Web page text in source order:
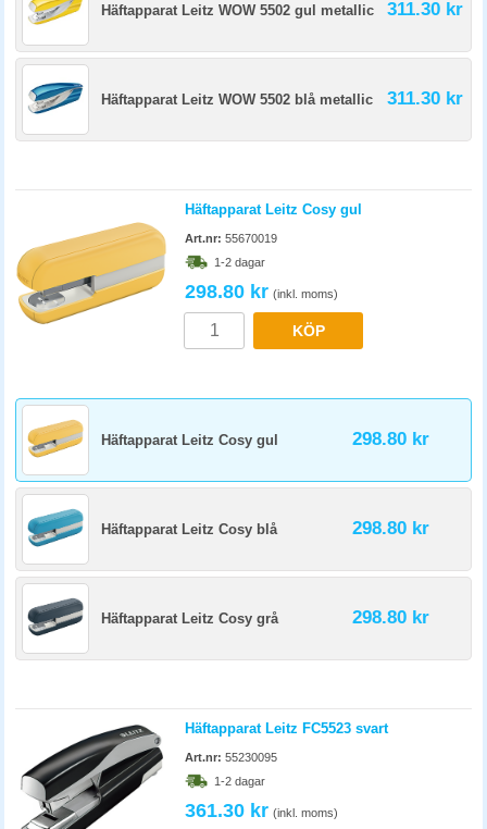
Häftapparat Leitz WOW 5502 gul metallic 311.30 kr
Häftapparat Leitz WOW 5502 blå metallic 311.30 kr
Häftapparat Leitz Cosy gul
Art.nr: 55670019
1-2 dagar
298.80 kr (inkl. moms)
KÖP
Häftapparat Leitz Cosy gul 298.80 kr
Häftapparat Leitz Cosy blå 298.80 kr
Häftapparat Leitz Cosy grå 298.80 kr
Häftapparat Leitz FC5523 svart
Art.nr: 55230095
1-2 dagar
361.30 kr (inkl. moms)